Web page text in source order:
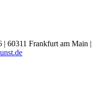
| 60311 Frankfurt am Main |